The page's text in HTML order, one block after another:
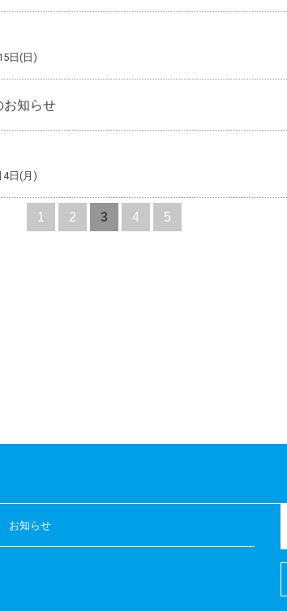
日(日)
お知らせ
4日(月)
1 2 3 4 5
お知らせ